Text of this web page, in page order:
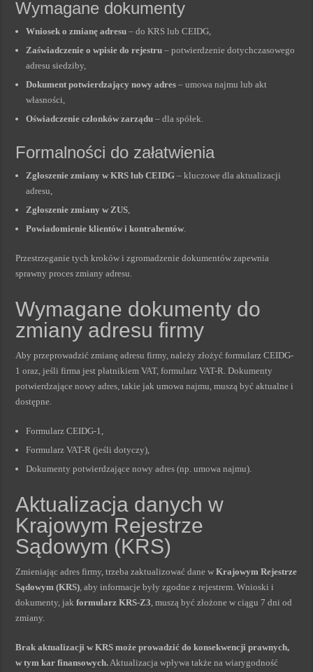
Wymagane dokumenty
Wniosek o zmianę adresu – do KRS lub CEIDG,
Zaświadczenie o wpisie do rejestru – potwierdzenie dotychczasowego
adresu siedziby,
Dokument potwierdzający nowy adres – umowa najmu lub akt
własności,
Oświadczenie członków zarządu – dla spółek.
Formalności do załatwienia
Zgłoszenie zmiany w KRS lub CEIDG – kluczowe dla aktualizacji
adresu,
Zgłoszenie zmiany w ZUS,
Powiadomienie klientów i kontrahentów.
Przestrzeganie tych kroków i zgromadzenie dokumentów zapewnia
sprawny proces zmiany adresu.
Wymagane dokumenty do
zmiany adresu firmy
Aby przeprowadzić zmianę adresu firmy, należy złożyć formularz CEIDG-
1 oraz, jeśli firma jest płatnikiem VAT, formularz VAT-R. Dokumenty
potwierdzające nowy adres, takie jak umowa najmu, muszą być aktualne i
dostępne.
Formularz CEIDG-1,
Formularz VAT-R (jeśli dotyczy),
Dokumenty potwierdzające nowy adres (np. umowa najmu).
Aktualizacja danych w
Krajowym Rejestrze
Sądowym (KRS)
Zmieniając adres firmy, trzeba zaktualizować dane wKrajowym Rejestrze
Sądowym (KRS), aby informacje były zgodne z rejestrem. Wnioski i
dokumenty, jakformularz KRS-Z3, muszą być złożone w ciągu 7 dni od
zmiany.
Brak aktualizacji w KRS może prowadzić do konsekwencji prawnych,
w tym kar finansowych.Aktualizacja wpływa także na wiarygodność